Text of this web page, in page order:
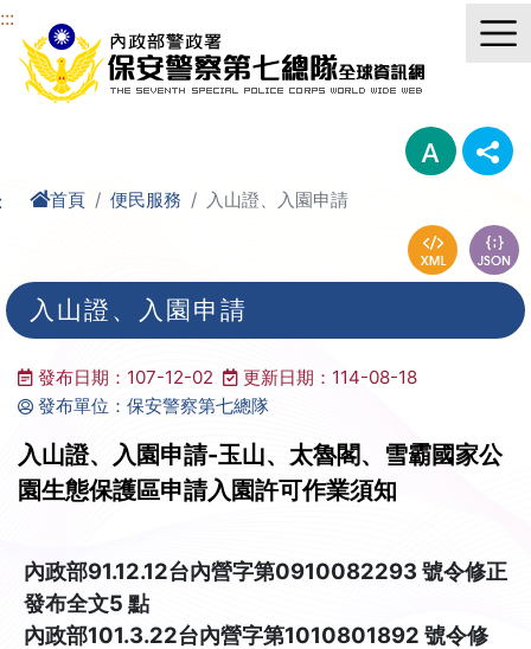
進入內容區塊
:::
首頁 便民服務 入山證、入園申請
入山證、入園申請
發布日期：107-12-02
更新日期：114-08-18
發布單位：保安警察第七總隊
入山證、入園申請-玉山、太魯閣、雪霸國家公
園生態保護區申請入園許可作業須知
內政部91.12.12台內營字第0910082293 號令修正
發布全文5 點
內政部101.3.22台內營字第1010801892 號令修